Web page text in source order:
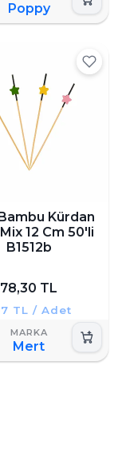
Poppy
Kürdan
Mix 12 Cm 50'li
B1512b
78,30 TL
TL / Adet
Mert